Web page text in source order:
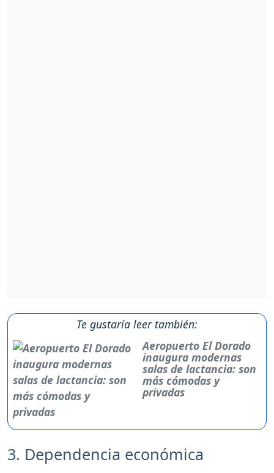
Te gustaría leer también:
Aeropuerto El Dorado
inaugura modernas
salas de lactancia: son
más cómodas y
privadas
3. Dependencia económica